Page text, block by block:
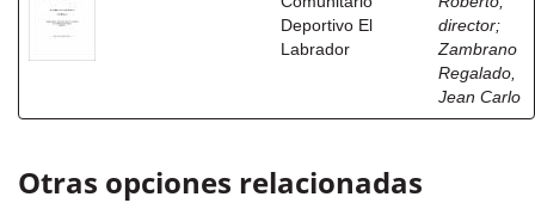
Deportivo El
Labrador
director;
Zambrano
Regalado,
Jean Carlo
Otras opciones relacionadas